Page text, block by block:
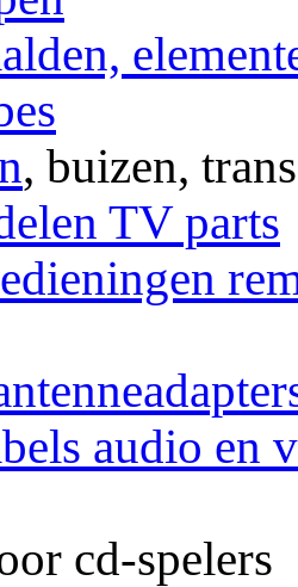
, buizen,
TV parts
audio en
cd-spelers